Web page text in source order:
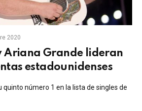
2020
Ariana Grande lideran
estadounidenses
quinto número 1 en la lista de singles de